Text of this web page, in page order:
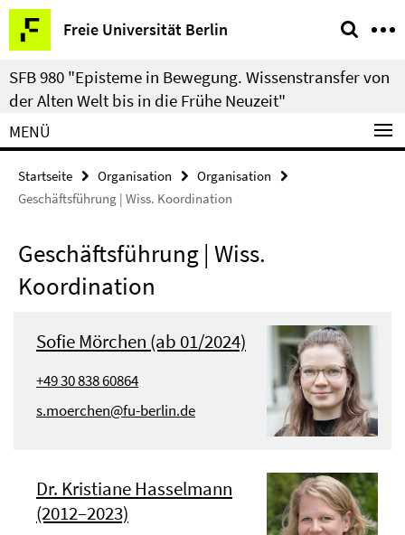
Springe
direkt
zu
Inhalt
Freie Universität Berlin
Service-
Navigation
SFB 980 "Episteme in Bewegung. Wissenstransfer von
der Alten Welt bis in die Frühe Neuzeit"
MENÜ
Startseite Organisation
Organisation
Geschäftsführung | Wiss. Koordination
Geschäftsführung | Wiss.
Koordination
Sofie Mörchen (ab 01/2024)
+49 30 838 60864
s.moerchen@fu-berlin.de
Dr. Kristiane Hasselmann
(2012–2023)